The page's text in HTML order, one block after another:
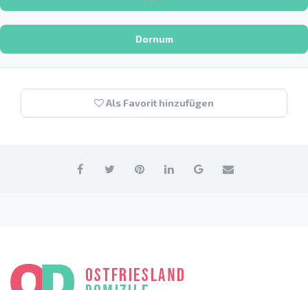
Dornum
Als Favorit hinzufügen